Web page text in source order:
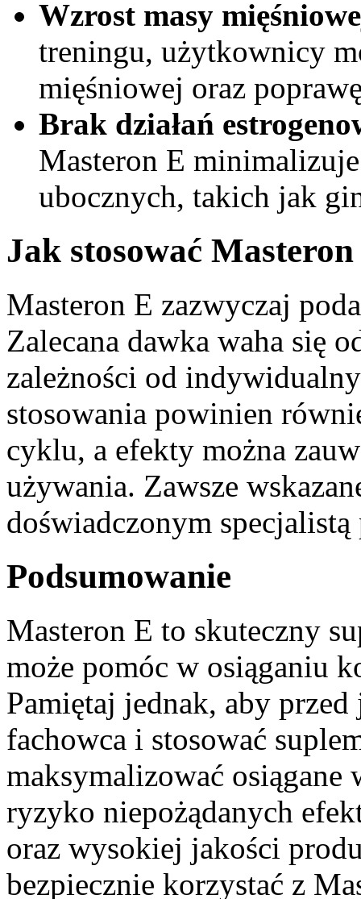
Wzrost masy
treningu, użytkownicy
mięśniowej oraz
Brak działań
Masteron E
ubocznych, takich jak
Jak stosować
Masteron E zazwyczaj
Zalecana dawka waha się
zależności od
stosowania powinien
cyklu, a efekty można
używania. Zawsze
doświadczonym
Podsumowanie
Masteron E to skuteczny
może pomóc w osiąganiu
Pamiętaj jednak, aby
fachowca i stosować
maksymalizować
ryzyko niepożądanych
oraz wysokiej jakości
bezpiecznie korzystać z